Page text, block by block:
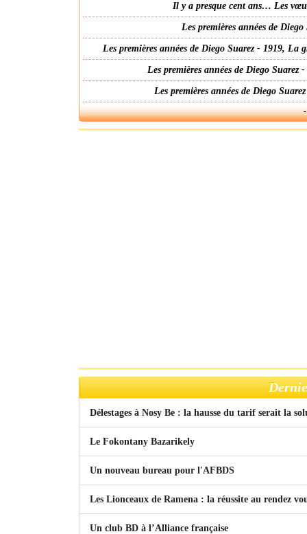
Il y a presque cent ans… Les
Les premières années de
Les premières années de Diego Suarez - 1919,
Les premières années de Diego
Les premières années de Diego
Délestages à Nosy Be : la hausse du tarif serait la
Le Fokontany Bazarikely
Un nouveau bureau pour l'AFBDS
Les Lionceaux de Ramena : la réussite au rendez
Un club BD à l’Alliance française